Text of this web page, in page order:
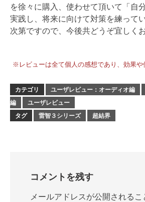
を徐々に購入、使わせて頂いて「自
実践し、将来に向けて対策を練って
次第ですので、今後共どうぞ宜しく
※レビューは全て個人の感想であり、効果
カテゴリ ユーザレビュー：オーディオ編
編
ユーザレビュー
タグ
雷智３シリーズ 超結界
コメントを残す
メールアドレスが公開される